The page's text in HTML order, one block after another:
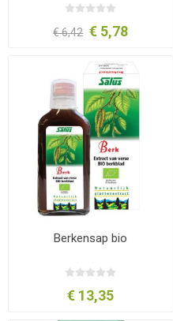
€ 6,42 € 5,78
Berkensap bio
€ 13,35